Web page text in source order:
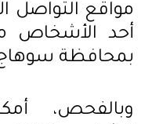
مواقع التواصل
أحد الأشخاص
بمحافظة
وبالفحص،